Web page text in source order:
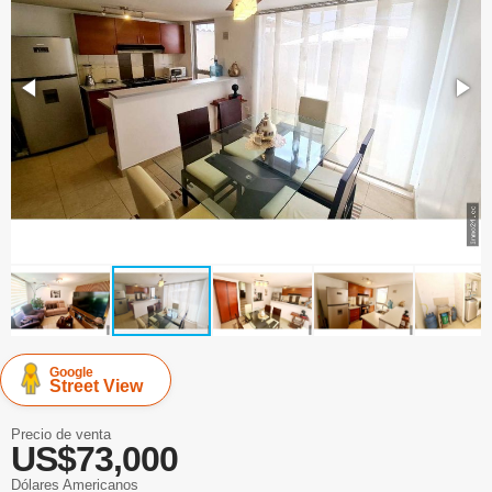
Google
Street View
Precio de venta
US$73,000
Dólares Americanos